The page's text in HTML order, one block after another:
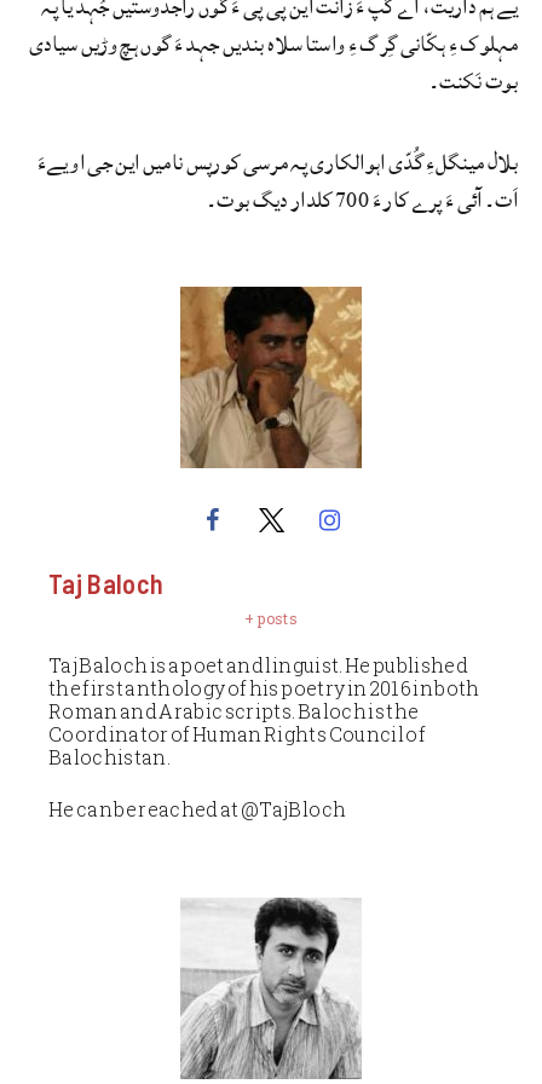
مہلوک ءِ ہکّانی گِرگ ءِ واستا سلاہ بندیں جہد ءَ گوں ہچ وڑیں سیادی
بوت نَکنت۔
بلال مینگلءِ گُدّی اہوالکاری پہ مرسی کورپس نامیں این جی او یےءَ
اَت۔ آئی ءَ پرے کار ءَ 700 کلدار دیگ بوت۔
Taj Baloch
+ posts
Taj Baloch is a poet and linguist. He published
the first anthology of his poetry in 2016 in both
Roman and Arabic scripts. Baloch is the
Coordinator of Human Rights Council of
Balochistan.
He can be reached at @TajBloch